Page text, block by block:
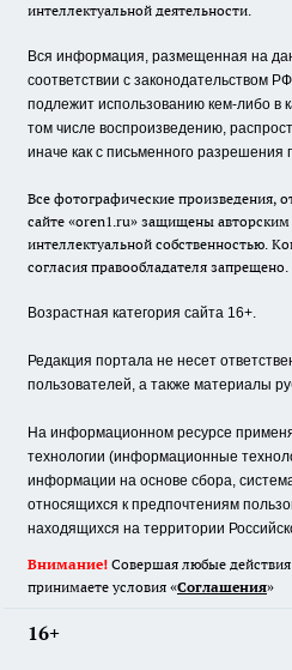
интеллектуальной деятельности.
Вся информация, размещенная на
соответствии с законодательством
подлежит использованию кем-либо в
том числе воспроизведению,
иначе как с письменного разрешения
Все фотографические произведения,
сайте «oren1.ru» защищены
интеллектуальной собственностью.
согласия правообладателя запрещено.
Возрастная категория сайта 16+.
Редакция портала не несет
пользователей, а также материалы
На информационном ресурсе
технологии (информационные
информации на основе сбора,
относящихся к предпочтениям
находящихся на территории
Внимание! Совершая любые
принимаете условия «Cоглашения»
16+